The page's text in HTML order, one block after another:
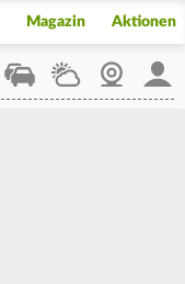
Magazin Aktionen
StaupilotWetterWebcam